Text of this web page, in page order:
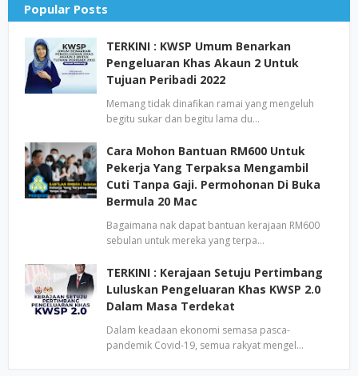
Popular Posts
TERKINI : KWSP Umum Benarkan
Pengeluaran Khas Akaun 2 Untuk
Tujuan Peribadi 2022
Memang tidak dinafikan ramai yang mengeluh
begitu sukar dan begitu lama du…
Cara Mohon Bantuan RM600 Untuk
Pekerja Yang Terpaksa Mengambil
Cuti Tanpa Gaji. Permohonan Di Buka
Bermula 20 Mac
Bagaimana nak dapat bantuan kerajaan RM600
sebulan untuk mereka yang terpa…
TERKINI : Kerajaan Setuju Pertimbang
Luluskan Pengeluaran Khas KWSP 2.0
Dalam Masa Terdekat
Dalam keadaan ekonomi semasa pasca-
pandemik Covid-19, semua rakyat mengel…